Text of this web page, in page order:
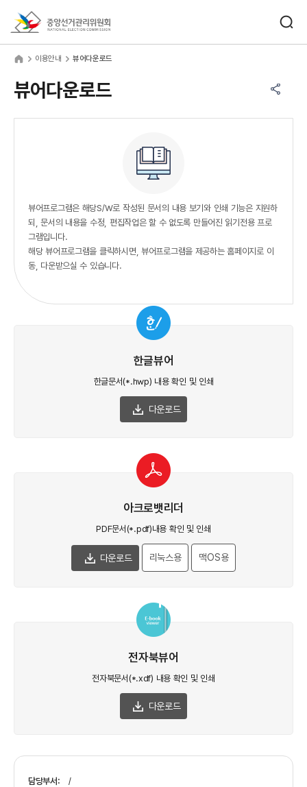
이용안내 뷰어다운로드
뷰어다운로드
뷰어프로그램은 해당S/W로 작성된 문서의 내용 보기와 인쇄 기능은 지원하
되, 문서의 내용을 수정, 편집작업은 할 수 없도록 만들어진 읽기전용 프로
그램입니다.
해당 뷰어프로그램을 클릭하시면, 뷰어프로그램을 제공하는 홈페이지로 이
동, 다운받으실 수 있습니다.
한글뷰어
한글문서(*.hwp) 내용확인 및 인쇄
다운로드
아크로뱃리더
PDF문서(*.pdf)내용 확인 및 인쇄
다운로드 리눅스용 맥OS용
전자북뷰어
전자북문서(*.xdf) 내용 확인 및 인쇄
다운로드
담당부서:
/